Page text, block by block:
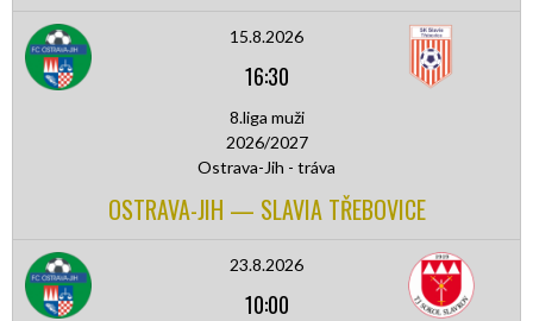
15.8.2026
16:30
8.liga muži
2026/2027
Ostrava-Jih - tráva
OSTRAVA-JIH — SLAVIA TŘEBOVICE
23.8.2026
10:00